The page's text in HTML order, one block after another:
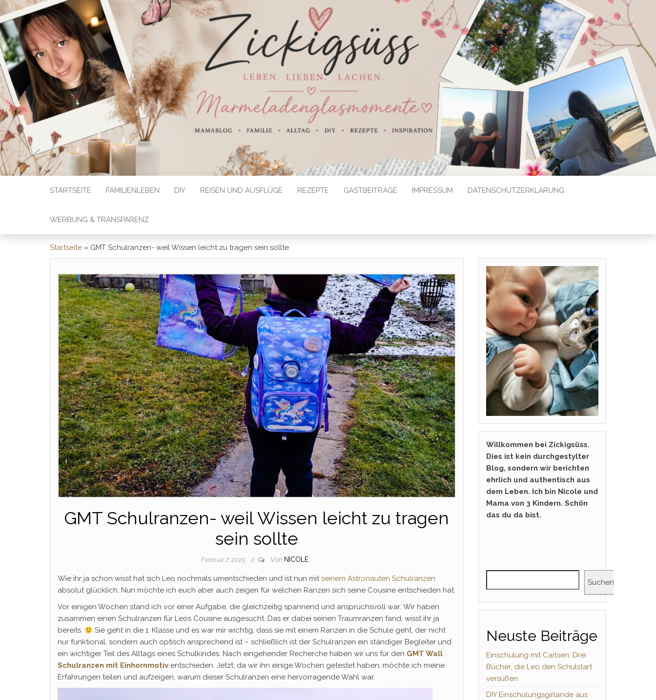
STARTSEITE FAMILIENLEBEN DIY REISEN UND AUSFLÜGE REZEPTE GASTBEITRÄGE IMPRESSUM DATENSCHUTZERKLÄRUNG
WERBUNG & TRANSPARENZ
Startseite » GMT Schulranzen- weil Wissen leicht zu tragen sein sollte
GMT Schulranzen- weil Wissen leicht zu tragen
sein sollte
Februar 7, 2025 0 Von NICOLE
Wie ihr ja schon wisst hat sich Leo nochmals umentschieden und ist nun mitseinem Astronauten Schulranzen
absolut glücklich. Nun möchte ich euch aber auch zeigen für welchen Ranzen sich seine Cousine entschieden hat.
Vor einigen Wochen stand ich vor einer Aufgabe, die gleichzeitig spannend und anspruchsvoll war: Wir haben
zusammen einen Schulranzen für Leos Cousine ausgesucht. Das er dabei seinen Traumranzen fand, wisst ihr ja
bereits.
Sie geht in die 1. Klasse und es war mir wichtig, dass sie mit einem Ranzen in die Schule geht, der nicht
nur funktional, sondern auch optisch ansprechend ist – schließlich ist der Schulranzen ein ständiger Begleiter und
ein wichtiger Teil des Alltags eines Schulkindes. Nach eingehender Recherche haben wir uns für den GMT Wall
Schulranzen mit Einhornmotiv entschieden. Jetzt, da wir ihn einige Wochen getestet haben, möchte ich meine
Erfahrungen teilen und aufzeigen, warum dieser Schulranzen eine hervorragende Wahl war.
Willkommen bei Zickigsüss.
Dies ist kein durchgestylter
Blog, sondern wir berichten
ehrlich und authentisch aus
dem Leben. Ich bin Nicole und
Mama von 3 Kindern. Schön
das du da bist.
Suchen
Neuste Beiträge
Einschulung mit Carlsen: Drei
Bücher, die Leo den Schulstart
versüßen
DIY Einschulungsgirlande aus